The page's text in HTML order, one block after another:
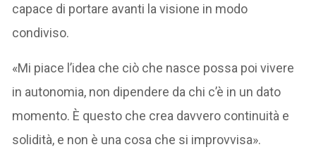
capace di portare avanti la visione in modo
condiviso.
«Mi piace l’idea che ciò che nasce possa poi vivere
in autonomia, non dipendere da chi c’è in un dato
momento. È questo che crea davvero continuità e
solidità, e non è una cosa che si improvvisa».